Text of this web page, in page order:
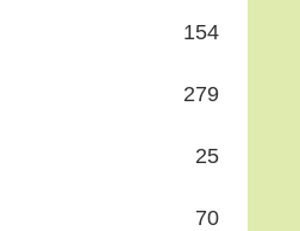
154
279
25
70